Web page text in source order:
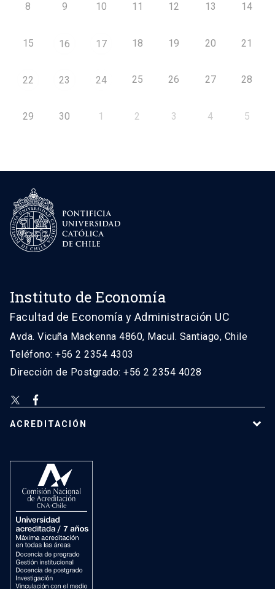
8 9 10 11 12 13 14
15 16 17 18 19 20 21
22 23 24 25 26 27 28
29 30 1 2 3 4 5
Instituto de Economía
Facultad de Economía y Administración UC
Avda. Vicuña Mackenna 4860, Macul. Santiago, Chile
Teléfono: +56 2 2354 4303
Dirección de Postgrado: +56 2 2354 4028
ACREDITACIÓN